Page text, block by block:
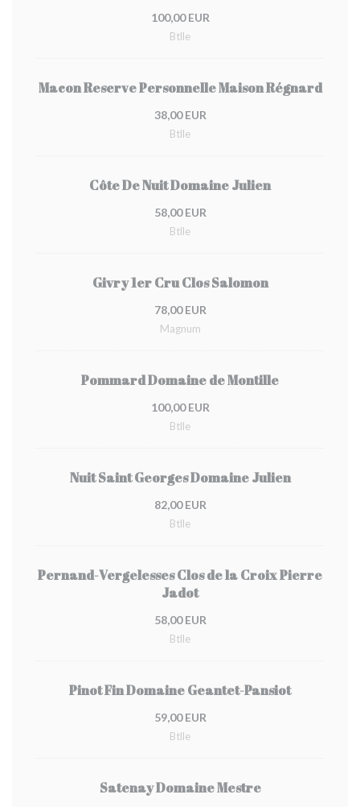
100,00 EUR
Btlle
Macon Reserve Personnelle Maison Régnard
38,00 EUR
Btlle
Côte De Nuit Domaine Julien
58,00 EUR
Btlle
Givry 1er Cru Clos Salomon
78,00 EUR
Magnum
Pommard Domaine de Montille
100,00 EUR
Btlle
Nuit Saint Georges Domaine Julien
82,00 EUR
Btlle
Pernand-Vergelesses Clos de la Croix Pierre
Jadot
58,00 EUR
Btlle
Pinot Fin Domaine Geantet-Pansiot
59,00 EUR
Btlle
Satenay Domaine Mestre